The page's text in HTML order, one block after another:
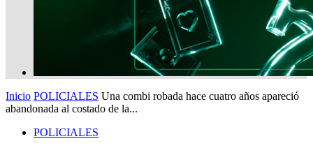
Inicio POLICIALES Una combi robada hace cuatro años apareció
abandonada al costado de la...
POLICIALES